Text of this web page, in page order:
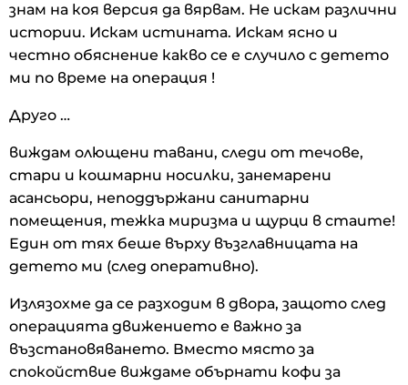
знам на коя версия да вярвам. Не искам различни
истории. Искам истината. Искам ясно и
честно обяснение какво се е случило с детето
ми по време на операция !
Друго …
виждам олющени тавани, следи от течове,
стари и кошмарни носилки, занемарени
асансьори, неподдържани санитарни
помещения, тежка миризма и щурци в стаите!
Един от тях беше върху възглавницата на
детето ми (след оперативно).
Излязохме да се разходим в двора, защото след
операцията движението е важно за
възстановяването. Вместо място за
спокойствие виждаме обърнати кофи за